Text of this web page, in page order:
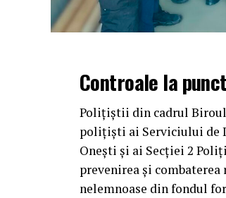
Controale la
Polițiștii din cadrul
polițiști ai Serviciului de
Onești și ai Secției 2
prevenirea și
nelemnoase din fondul